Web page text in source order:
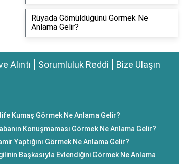
Rüyada Gömüldüğünü Görmek Ne
Anlama Gelir?
Alıntı Sorumluluk Reddi Bize Ulaşın
Kumaş Görmek Ne Anlama Gelir?
Konuşmaması Görmek Ne Anlama Gelir?
Yaptığını Görmek Ne Anlama Gelir?
Başkasıyla Evlendiğini Görmek Ne Anlama